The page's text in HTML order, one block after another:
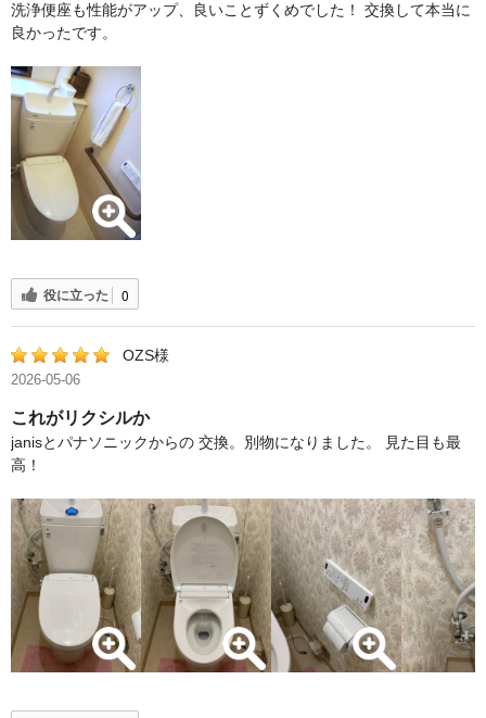
洗浄便座も性能がアップ、良いことずくめでした！ 交換して本当に
良かったです。
役に立った 0
OZS様
2026-05-06
これがリクシルか
janisとパナソニックからの 交換。別物になりました。 見た目も最
高！